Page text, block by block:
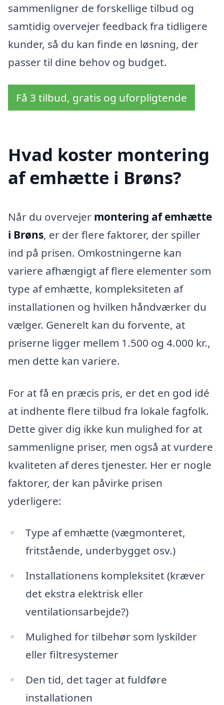
sammenligner de forskellige tilbud og
samtidig overvejer feedback fra tidligere
kunder, så du kan finde en løsning, der
passer til dine behov og budget.
Få 3 tilbud, gratis og uforpligtende
Hvad koster montering
af emhætte i Brøns?
Når du overvejer montering af emhætte
i Brøns, er der flere faktorer, der spiller
ind på prisen. Omkostningerne kan
variere afhængigt af flere elementer som
type af emhætte, kompleksiteten af
installationen og hvilken håndværker du
vælger. Generelt kan du forvente, at
priserne ligger mellem 1.500 og 4.000 kr.,
men dette kan variere.
For at få en præcis pris, er det en god idé
at indhente flere tilbud fra lokale fagfolk.
Dette giver dig ikke kun mulighed for at
sammenligne priser, men også at vurdere
kvaliteten af deres tjenester. Her er nogle
faktorer, der kan påvirke prisen
yderligere:
Type af emhætte (vægmonteret,
fritstående, underbygget osv.)
Installationens kompleksitet (kræver
det ekstra elektrisk eller
ventilationsarbejde?)
Mulighed for tilbehør som lyskilder
eller filtresystemer
Den tid, det tager at fuldføre
installationen